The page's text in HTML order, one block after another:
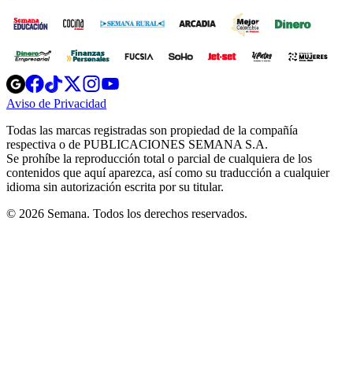
Opens
in
new
Opens
in
new
Opens
in
new
window
Opens
new
windowwindow
Aviso de Privacidad
new
window
Todas las marcas registradas son propiedad de la compañía
respectiva o de PUBLICACIONES SEMANA S.A.
Se prohíbe la reproducción total o parcial de cualquiera de los
contenidos que aquí aparezca, así como su traducción a cualquier
idioma sin autorización escrita por su titular.
© 2026 Semana. Todos los derechos reservados.